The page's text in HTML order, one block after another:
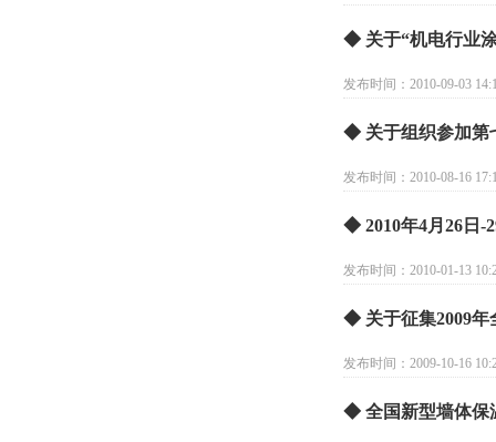
◆ 关于“机电行业
发布时间：2010-09-03
◆ 关于组织参加第
发布时间：2010-08-16
◆ 2010年4月26日-
发布时间：2010-01-13
◆ 关于征集2009年
发布时间：2009-10-16
◆ 全国新型墙体保